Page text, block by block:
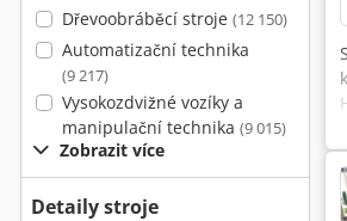
Dřevoobráběcí stroje (12 150)
Automatizační technika
(9 217)
Vysokozdvižné vozíky a
manipulační technika (9 015)
Zobrazit více
Detaily stroje